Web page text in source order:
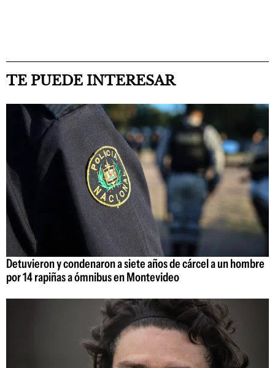
TE PUEDE INTERESAR
Detuvieron y condenaron a siete años de cárcel a un hombre
por 14 rapiñas a ómnibus en Montevideo